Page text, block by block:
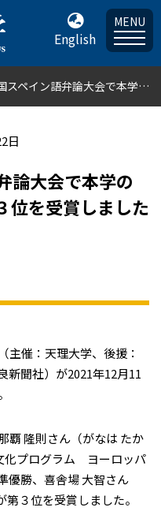
English
MENU
論大会で本学の学生２名が準優勝、第３位を受賞しました
日
論大会で本学の
位を受賞しました
催：天理大学、後援：
新聞社）が2021年12月11
覇 隆則さん（がなは たか
化プログラム ヨーロッパ
優勝、喜舎場 大智さん
第３位を受賞しました。